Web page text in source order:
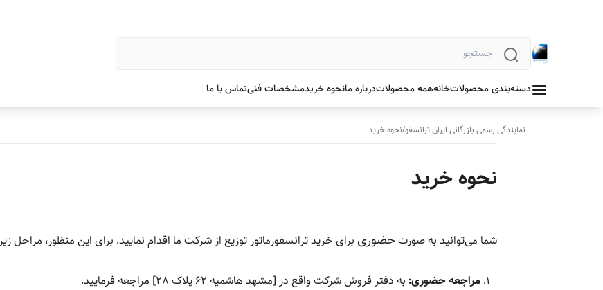
دسته‌بندی محصولاتخانههمه محصولاتدرباره مانحوه خریدمشخصات فنیتماس با ما
نمایندگی رسمی بازرگانی ایران ترانسفو/نحوه خرید
نحوه خرید
شما می‌توانید به صورت حضوری برای خرید ترانسفورماتور توزیع از شرکت ما اقدام نمایید. برای این منظور، مراحل
مراجعه حضوری: به دفتر فروش شرکت واقع در [مشهد هاشمیه 62 پلاک 28] مراجعه فرمایید.